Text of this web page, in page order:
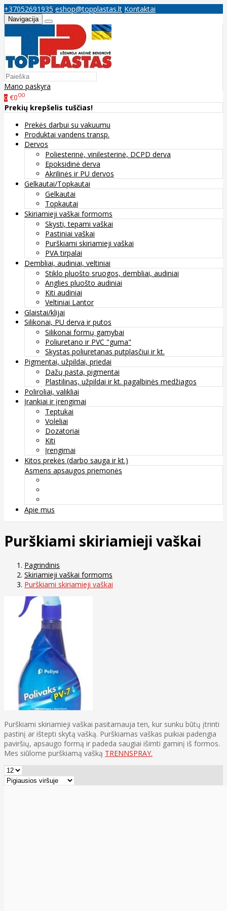
+37052691935 eshop@topplastas.lt Kontaktai
Navigacija
Mano paskyra
0 €000
Prekių krepšelis tuščias!
Prekės darbui su vakuumu
Produktai vandens transp.
Dervos
Poliesterinė, vinilesterinė, DCPD derva
Epoksidinė derva
Akrilinės ir PU dervos
Gelkautai/Topkautai
Gelkautai
Topkautai
Skiriamieji vaškai formoms
Skysti, tepami vaškai
Pastiniai vaškai
Purškiami skiriamieji vaškai
PVA tirpalai
Dembliai, audiniai, veltiniai
Stiklo pluošto sruogos, dembliai, audiniai
Anglies pluošto audiniai
Kiti audiniai
Veltiniai Lantor
Glaistai/klijai
Silikonai, PU derva ir putos
Silikonai formų gamybai
Poliuretano ir PVC "guma"
Skystas poliuretanas putplasčiui ir kt.
Pigmentai, užpildai, priedai
Dažų pasta, pigmentai
Plastilinas, užpildai ir kt. pagalbinės medžiagos
Poliroliai, valikliai
Įrankiai ir įrengimai
Teptukai
Voleliai
Dozatoriai
Kiti
Įrengimai
Kitos prekės (darbo sauga ir kt.)
Asmens apsaugos priemonės
Apie mus
Purškiami skiriamieji vaškai
Pagrindinis
Skiriamieji vaškai formoms
Purškiami skiriamieji vaškai
Purškiami skiriamieji vaškai pasitarnauja ten, kur sunku būtų įtrinti
pastinį ar ištepti skytą vašką. Purškiamas vaškas puikiai padengia
paviršių, apsaugo formą ir padeda saugiai išimti gaminį iš formos.
Mes siūlome purškiamą vašką TRENNSPRAY.